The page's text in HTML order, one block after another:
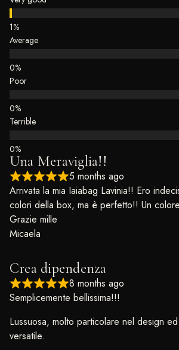
Average
Poor
Terrible
Una Meraviglia!!
5 months ago
Arrivata la mia Iaiabag Lavinia!! Ero
colori della box, ma è perfetto!! Un
Grazie mille
Micaela
Crea dipendenza
8 months ago
Semplicemente bellissima!!!
Lussuosa, molto particolare nel design
versatile.